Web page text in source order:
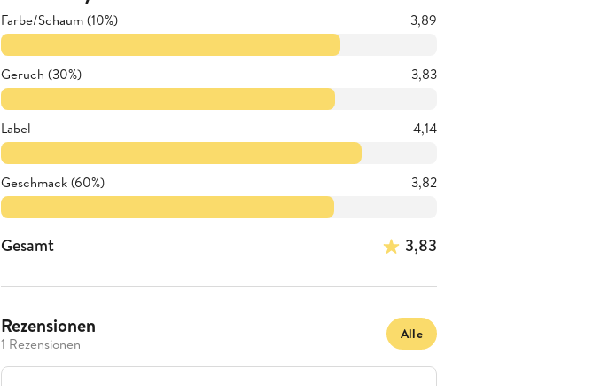
Farbe/Schaum (10%)
3,89
Geruch (30%) 3,83
Label 4,14
Geschmack (60%) 3,82
Gesamt 3,83
Rezensionen
1 Rezensionen
Alle